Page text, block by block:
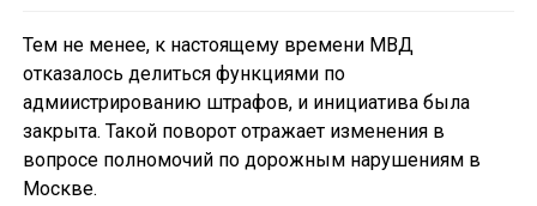
Тем не менее, к настоящему времени МВД
отказалось делиться функциями по
адмиистрированию штрафов, и инициатива была
закрыта. Такой поворот отражает изменения в
вопросе полномочий по дорожным нарушениям в
Москве.